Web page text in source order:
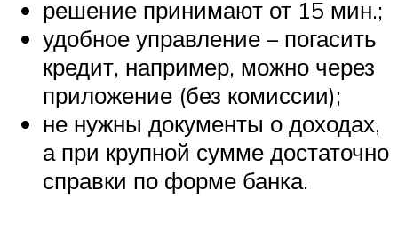
решение принимают от 15 мин.;
удобное управление – погасить
кредит, например, можно через
приложение (без комиссии);
не нужны документы о доходах,
а при крупной сумме достаточно
справки по форме банка.